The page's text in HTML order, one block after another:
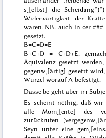
s˖[elbst] die Scheidung*)
Widerwärtigkeit der
waren. NB. auch in der###
gesetzt.
B=C=D=E
B+C+D = C+D+E.
Äquivalenz gesetzt
gegenw˖[ärtig] gesetzt
Wurzel worauf A befestigt.
Dasselbe geht aber im
Es scheint nöthig, daß
alle Mom˖[ente] des
zurückrufen
Seyn unter eine